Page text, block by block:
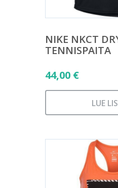
NIKE NKCT
TENNISPAITA
44,00 €
LUE